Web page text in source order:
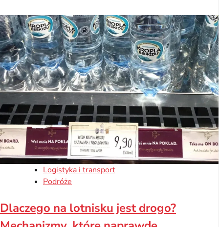
Logistyka i transport
Podróże
Dlaczego na lotnisku jest drogo?